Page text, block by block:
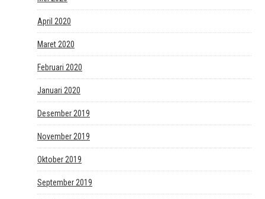
April 2020
Maret 2020
Februari 2020
Januari 2020
Desember 2019
November 2019
Oktober 2019
September 2019